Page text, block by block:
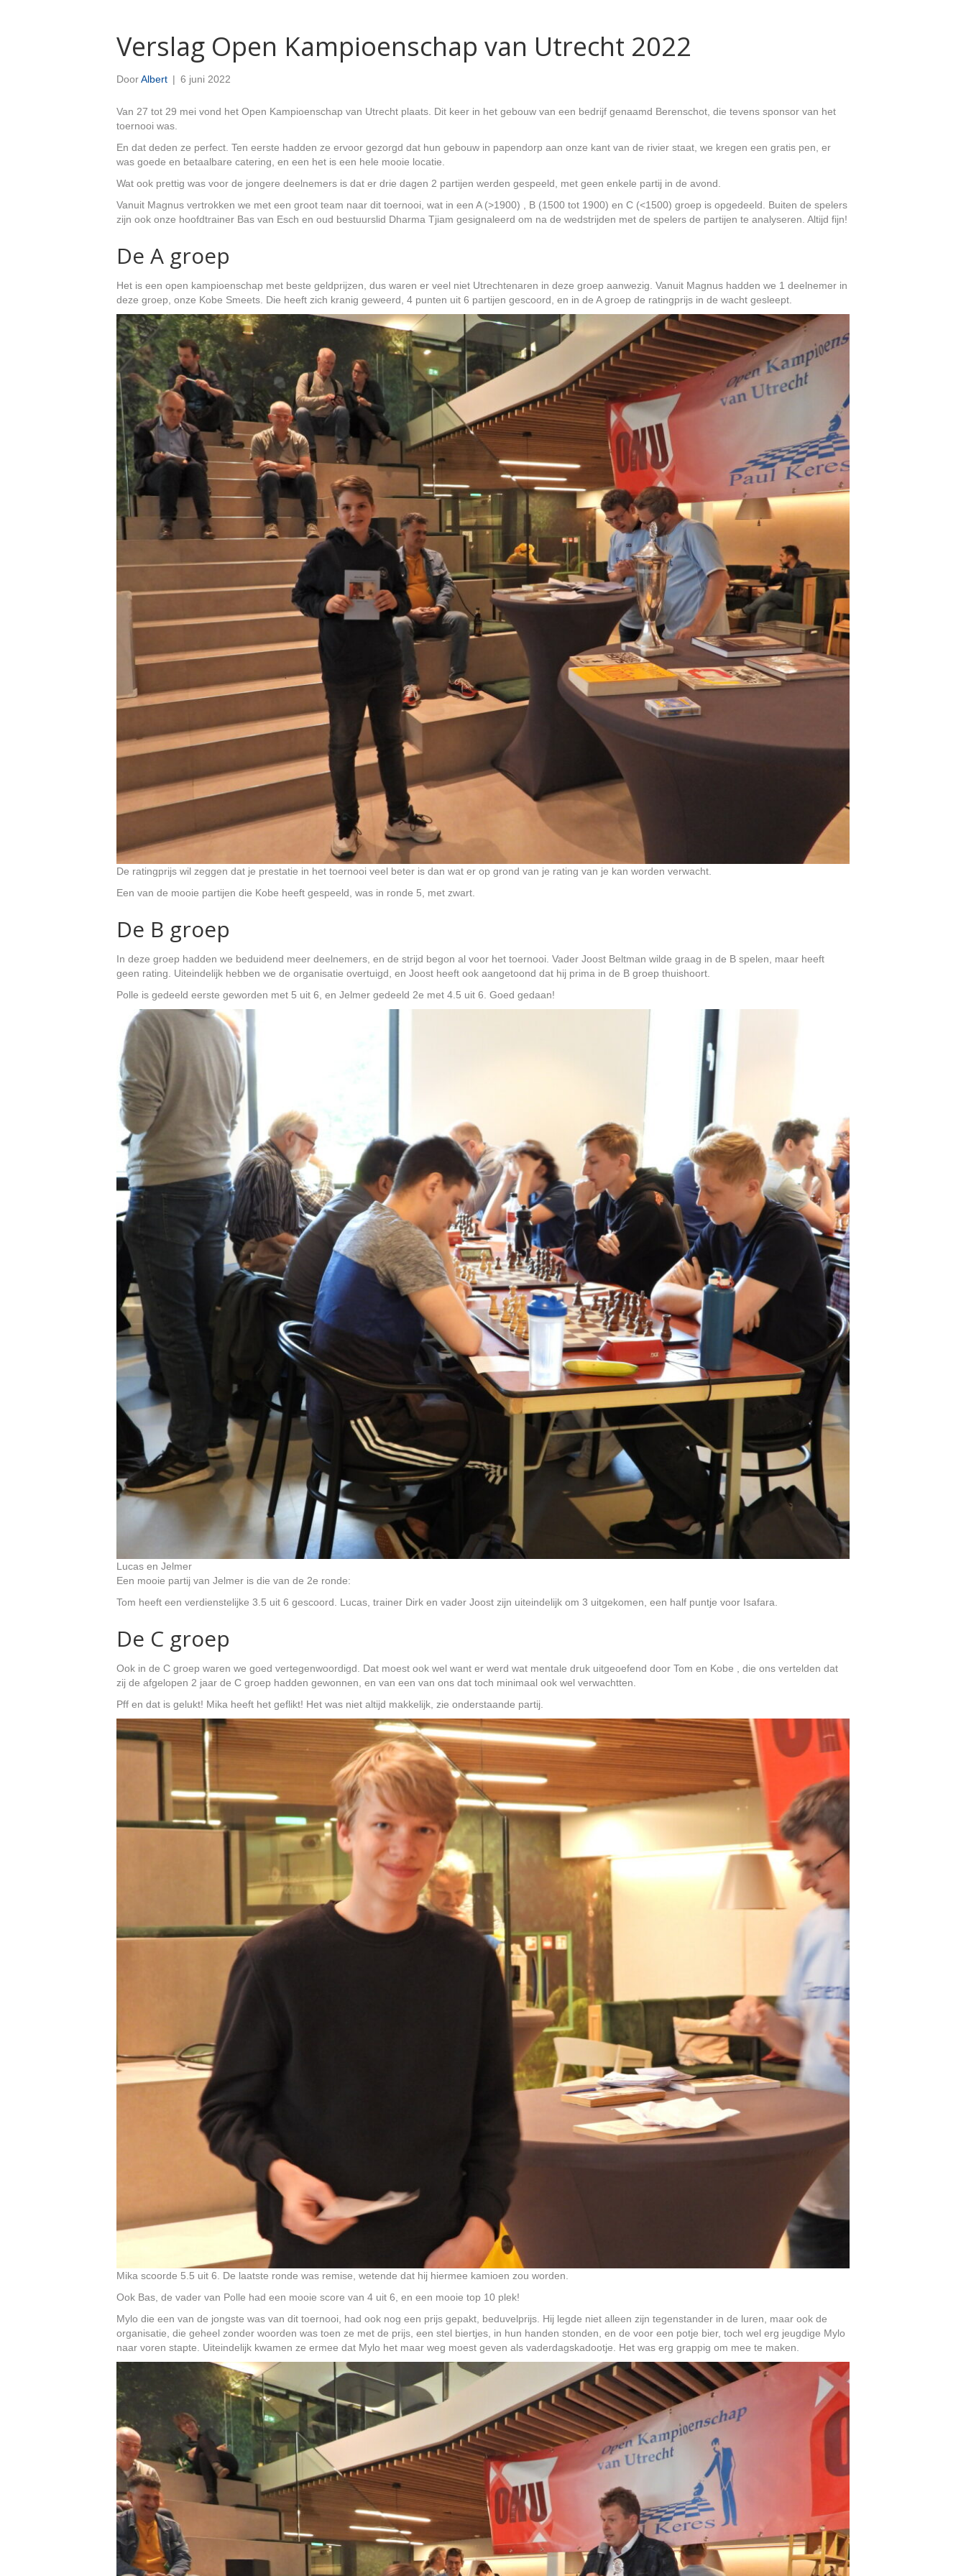
Verslag Open Kampioenschap van Utrecht 2022
DoorAlbert | 6 juni 2022
Van 27 tot 29 mei vond het Open Kampioenschap van Utrecht plaats. Dit keer in het gebouw van een bedrijf genaamd Berenschot, die tevens sponsor van het
toernooi was.
En dat deden ze perfect. Ten eerste hadden ze ervoor gezorgd dat hun gebouw in papendorp aan onze kant van de rivier staat, we kregen een gratis pen, er
was goede en betaalbare catering, en een het is een hele mooie locatie.
Wat ook prettig was voor de jongere deelnemers is dat er drie dagen 2 partijen werden gespeeld, met geen enkele partij in de avond.
Vanuit Magnus vertrokken we met een groot team naar dit toernooi, wat in een A (>1900) , B (1500 tot 1900) en C (<1500) groep is opgedeeld. Buiten de spelers
zijn ook onze hoofdtrainer Bas van Esch en oud bestuurslid Dharma Tjiam gesignaleerd om na de wedstrijden met de spelers de partijen te analyseren. Altijd fijn!
De A groep
Het is een open kampioenschap met beste geldprijzen, dus waren er veel niet Utrechtenaren in deze groep aanwezig. Vanuit Magnus hadden we 1 deelnemer in
deze groep, onze Kobe Smeets. Die heeft zich kranig geweerd, 4 punten uit 6 partijen gescoord, en in de A groep de ratingprijs in de wacht gesleept.
De ratingprijs wil zeggen dat je prestatie in het toernooi veel beter is dan wat er op grond van je rating van je kan worden verwacht.
Een van de mooie partijen die Kobe heeft gespeeld, was in ronde 5, met zwart.
De B groep
In deze groep hadden we beduidend meer deelnemers, en de strijd begon al voor het toernooi. Vader Joost Beltman wilde graag in de B spelen, maar heeft
geen rating. Uiteindelijk hebben we de organisatie overtuigd, en Joost heeft ook aangetoond dat hij prima in de B groep thuishoort.
Polle is gedeeld eerste geworden met 5 uit 6, en Jelmer gedeeld 2e met 4.5 uit 6. Goed gedaan!
Lucas en Jelmer
Een mooie partij van Jelmer is die van de 2e ronde:
Tom heeft een verdienstelijke 3.5 uit 6 gescoord. Lucas, trainer Dirk en vader Joost zijn uiteindelijk om 3 uitgekomen, een half puntje voor Isafara.
De C groep
Ook in de C groep waren we goed vertegenwoordigd. Dat moest ook wel want er werd wat mentale druk uitgeoefend door Tom en Kobe , die ons vertelden dat
zij de afgelopen 2 jaar de C groep hadden gewonnen, en van een van ons dat toch minimaal ook wel verwachtten.
Pff en dat is gelukt! Mika heeft het geflikt! Het was niet altijd makkelijk, zie onderstaande partij.
Mika scoorde 5.5 uit 6. De laatste ronde was remise, wetende dat hij hiermee kamioen zou worden.
Ook Bas, de vader van Polle had een mooie score van 4 uit 6, en een mooie top 10 plek!
Mylo die een van de jongste was van dit toernooi, had ook nog een prijs gepakt, beduvelprijs. Hij legde niet alleen zijn tegenstander in de luren, maar ook de
organisatie, die geheel zonder woorden was toen ze met de prijs, een stel biertjes, in hun handen stonden, en de voor een potje bier, toch wel erg jeugdige Mylo
naar voren stapte. Uiteindelijk kwamen ze ermee dat Mylo het maar weg moest geven als vaderdagskadootje. Het was erg grappig om mee te maken.